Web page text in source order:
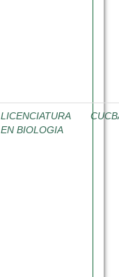
LICENCIATURA
EN BIOLOGIA